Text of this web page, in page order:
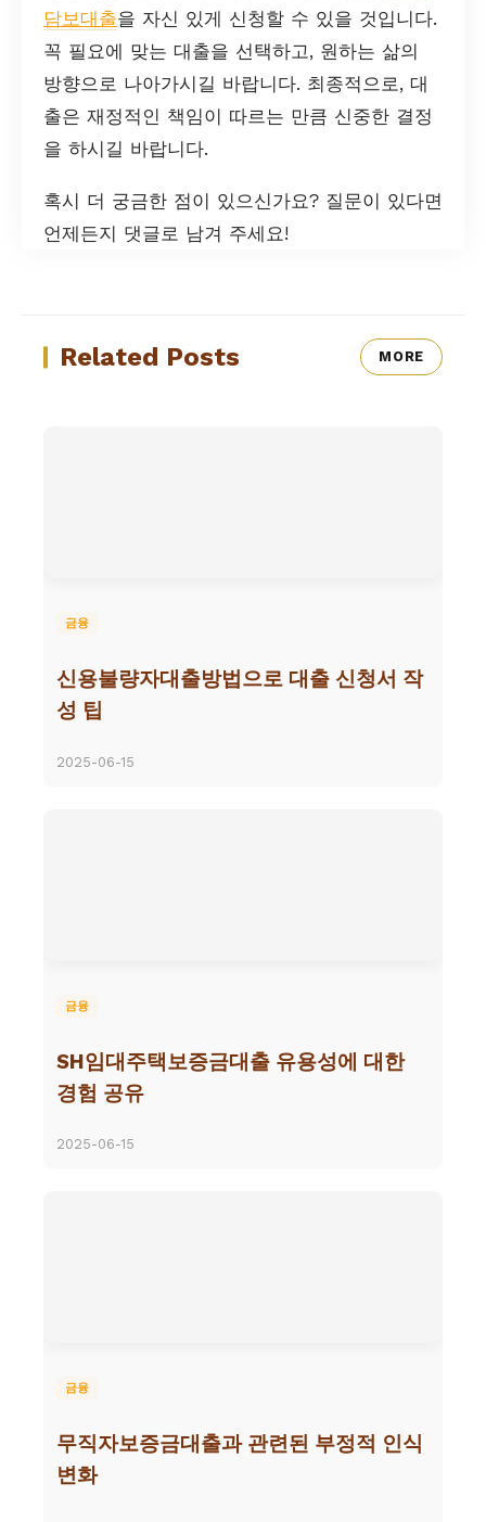
담보대출을 자신 있게 신청할 수 있을 것입니다.
꼭 필요에 맞는 대출을 선택하고, 원하는 삶의
방향으로 나아가시길 바랍니다. 최종적으로, 대
출은 재정적인 책임이 따르는 만큼 신중한 결정
을 하시길 바랍니다.
혹시 더 궁금한 점이 있으신가요? 질문이 있다면
언제든지 댓글로 남겨 주세요!
Related Posts MORE
금융
신용불량자대출방법으로 대출 신청서 작
성 팁
2025-06-15
금융
SH임대주택보증금대출 유용성에 대한
경험 공유
2025-06-15
금융
무직자보증금대출과 관련된 부정적 인식
변화